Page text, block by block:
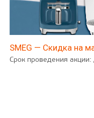
SMEG — Скидка на
Срок проведения